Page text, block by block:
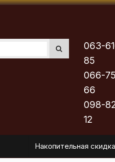
063-
85
066-
66
098-
12
Накопительная скидка